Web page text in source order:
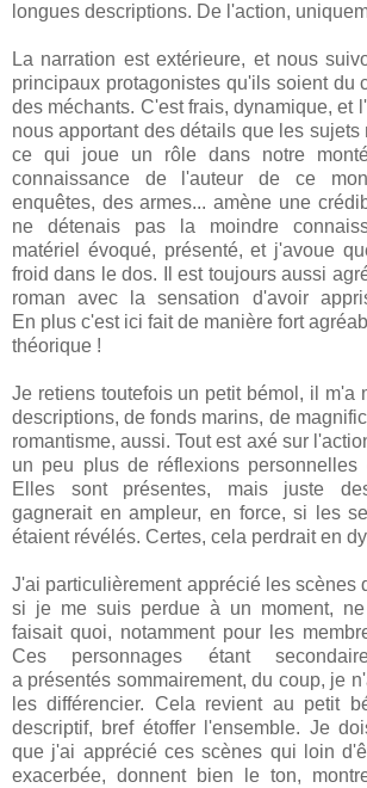
longues descriptions. De l'action,
La narration est extérieure, et nous
principaux protagonistes qu'ils soient du
des méchants. C'est frais, dynamique, et
nous apportant des détails que les sujets
ce qui joue un rôle dans notre
connaissance de l'auteur de ce
enquêtes, des armes... amène une
ne détenais pas la moindre
matériel évoqué, présenté, et j'avoue
froid dans le dos. Il est toujours aussi
roman avec la sensation d'avoir
En plus c'est ici fait de manière fort
théorique !
Je retiens toutefois un petit bémol, il m'a
descriptions, de fonds marins, de
romantisme, aussi. Tout est axé sur
un peu plus de réflexions personnelles
Elles sont présentes, mais juste
gagnerait en ampleur, en force, si les
étaient révélés. Certes, cela perdrait en
J'ai particulièrement apprécié les scènes
si je me suis perdue à un moment,
faisait quoi, notamment pour les
Ces personnages étant
a présentés sommairement, du coup, je
les différencier. Cela revient au petit
descriptif, bref étoffer l'ensemble. Je
que j'ai apprécié ces scènes qui loin
exacerbée, donnent bien le ton,